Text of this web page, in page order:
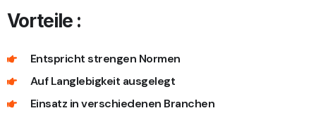
Vorteile :
Entspricht strengen Normen
Auf Langlebigkeit ausgelegt
Einsatz in verschiedenen Branchen